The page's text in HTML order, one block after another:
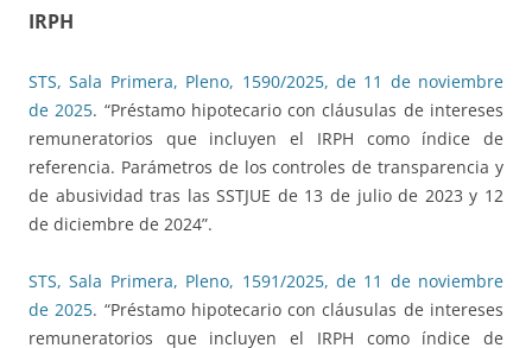
IRPH
STS, Sala Primera, Pleno, 1590/2025, de 11 de noviembre
de 2025. “Préstamo hipotecario con cláusulas de intereses
remuneratorios que incluyen el IRPH como índice de
referencia. Parámetros de los controles de transparencia y
de abusividad tras las SSTJUE de 13 de julio de 2023 y 12
de diciembre de 2024”.
STS, Sala Primera, Pleno, 1591/2025, de 11 de noviembre
de 2025. “Préstamo hipotecario con cláusulas de intereses
remuneratorios que incluyen el IRPH como índice de